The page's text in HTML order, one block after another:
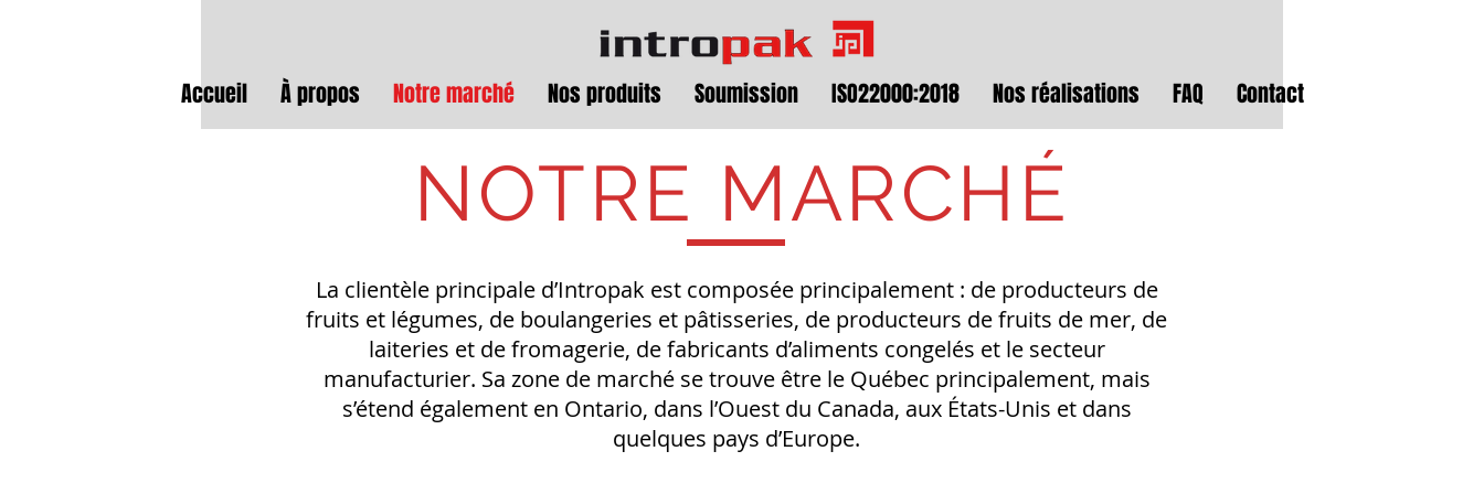
Accueil À propos Notre marché Nos produits Soumission ISO22000:2018 Nos réalisations FAQ Contact
NOTRE MARCHÉ
La clientèle principale d’Intropak est composée principalement : de producteurs de
fruits et légumes, de boulangeries et pâtisseries, de producteurs de fruits de mer, de
laiteries et de fromagerie, de fabricants d’aliments congelés et le secteur
manufacturier. Sa zone de marché se trouve être le Québec principalement, mais
s’étend également en Ontario, dans l’Ouest du Canada, aux États-Unis et dans
quelques pays d’Europe.